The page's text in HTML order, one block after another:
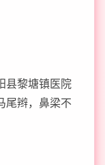
县黎塘镇医院
尾辫，鼻梁不